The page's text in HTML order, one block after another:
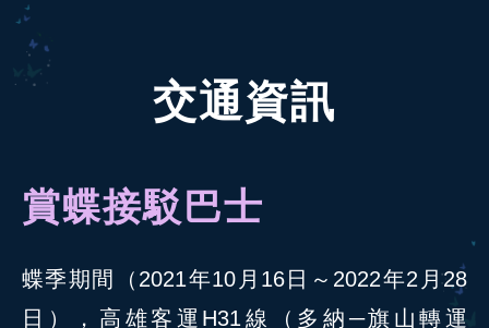
交通資訊
賞蝶接駁巴士
蝶季期間（2021年10月16日～2022年2月28
日），高雄客運H31線（多納─旗山轉運